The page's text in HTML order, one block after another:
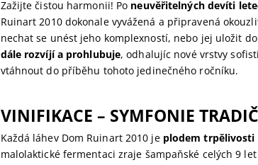
Zažijte čistou harmonii! Po neuvěřitelných devíti
Ruinart 2010 dokonale vyvážená a připravená
nechat se unést jeho komplexností, nebo jej uložit
dále rozvíjí a prohlubuje, odhalujíc nové vrstvy
vtáhnout do příběhu tohoto jedinečného ročníku.
VINIFIKACE – SYMFONIE
Každá láhev Dom Ruinart 2010 je plodem trpělivosti
malolaktické fermentaci zraje šampaňské celých 9